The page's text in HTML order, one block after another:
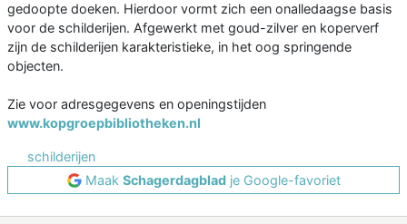
gedoopte doeken. Hierdoor vormt zich een onalledaagse basis
voor de schilderijen. Afgewerkt met goud-zilver en koperverf
zijn de schilderijen karakteristieke, in het oog springende
objecten.
Zie voor adresgegevens en openingstijden
www.kopgroepbibliotheken.nl
schilderijen
Maak Schagerdagbladje Google-favoriet